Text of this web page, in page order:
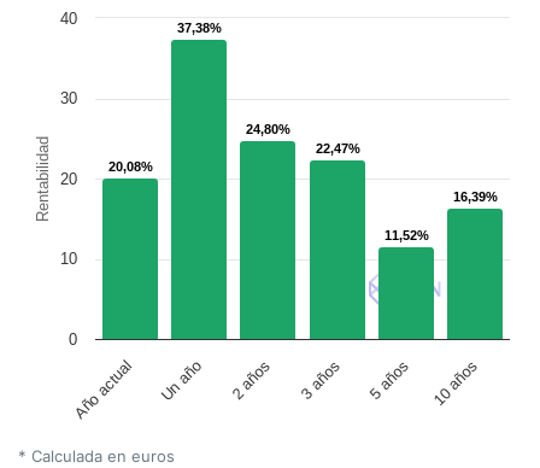
Rentabilidad 20,08%
20,08%
37,38%
37,38%
24,80%
24,80%
22,47%
22,47%
11,52%
11,52%
16,39%
16,39%
Año actual Un año 2 años 3 años 5 años 10 años
0
10
20
30
40
* Calculada en euros